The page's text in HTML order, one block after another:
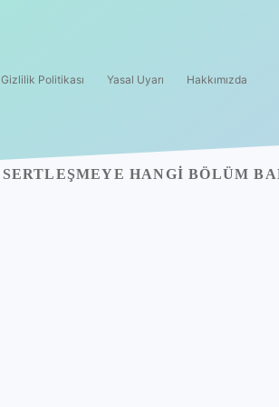
Gizlilik Politikası Yasal Uyarı Hakkımızda
SERTLEŞMEYE HANGI BÖLÜM